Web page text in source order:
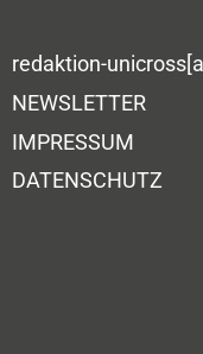
redaktion-
NEWSLETTER
IMPRESSUM
DATENSCHUTZ